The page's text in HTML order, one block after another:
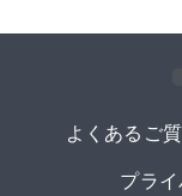
よくあるご
プラ